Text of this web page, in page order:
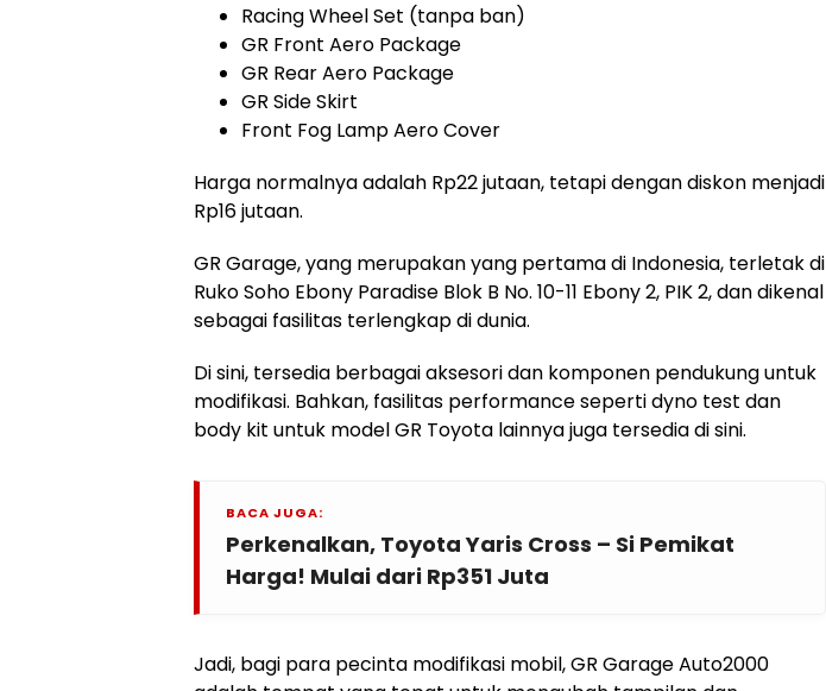
Racing Wheel Set (tanpa ban)
GR Front Aero Package
GR Rear Aero Package
GR Side Skirt
Front Fog Lamp Aero Cover
Harga normalnya adalah Rp22 jutaan, tetapi dengan diskon menjadi
Rp16 jutaan.
GR Garage, yang merupakan yang pertama di Indonesia, terletak di
Ruko Soho Ebony Paradise Blok B No. 10-11 Ebony 2, PIK 2, dan dikenal
sebagai fasilitas terlengkap di dunia.
Di sini, tersedia berbagai aksesori dan komponen pendukung untuk
modifikasi. Bahkan, fasilitas performance seperti dyno test dan
body kit untuk model GR Toyota lainnya juga tersedia di sini.
BACA JUGA:
Perkenalkan, Toyota Yaris Cross – Si Pemikat
Harga! Mulai dari Rp351 Juta
Jadi, bagi para pecinta modifikasi mobil, GR Garage Auto2000